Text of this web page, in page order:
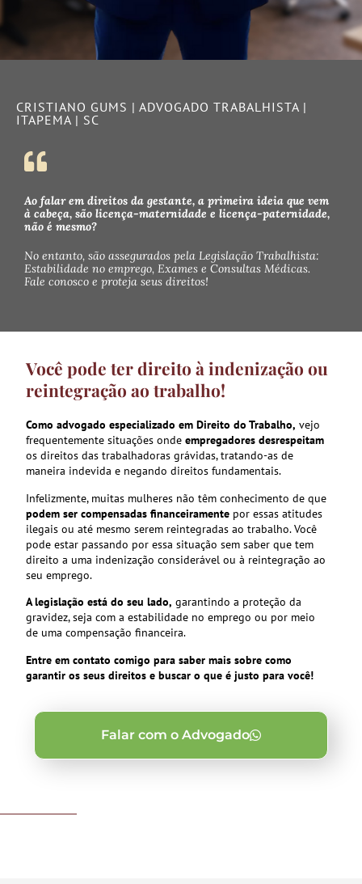
CRISTIANO GUMS | ADVOGADO TRABALHISTA |
ITAPEMA | SC
Ao falar em direitos da gestante, a primeira ideia que vem
à cabeça, são licença-maternidade e licença-paternidade,
não é mesmo?
No entanto, são assegurados pela Legislação Trabalhista:
Estabilidade no emprego, Exames e Consultas Médicas.
Fale conosco e proteja seus direitos!
Você pode ter direito à indenização ou
reintegração ao trabalho!
Como advogado especializado em Direito do Trabalho, vejo
frequentemente situações onde empregadores desrespeitam
os direitos das trabalhadoras grávidas, tratando-as de
maneira indevida e negando direitos fundamentais.
Infelizmente, muitas mulheres não têm conhecimento de que
podem ser compensadas financeiramente por essas atitudes
ilegais ou até mesmo serem reintegradas ao trabalho. Você
pode estar passando por essa situação sem saber que tem
direito a uma indenização considerável ou à reintegração ao
seu emprego.
A legislação está do seu lado, garantindo a proteção da
gravidez, seja com a estabilidade no emprego ou por meio
de uma compensação financeira.
Entre em contato comigo para saber mais sobre como
garantir os seus direitos e buscar o que é justo para você!
Falar com o Advogado